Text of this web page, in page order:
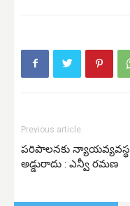
Previous article
పరిపాలనకు న్యాయవ్యవస్థ
అడ్డురాదు : ఎన్వీ రమణ